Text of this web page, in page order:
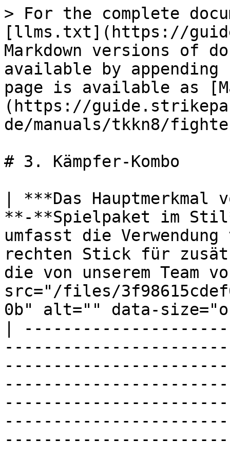
> For the complete
[llms.txt](https://
Markdown versions of
available by
page is available as
(https://
de/manuals/tkkn8/
# 3. Kämpfer-Kombo
| ***Das
**-**Spielpaket im
umfasst die
rechten Stick für
die von unserem Team
src="/files/
0b" alt="" data-
|